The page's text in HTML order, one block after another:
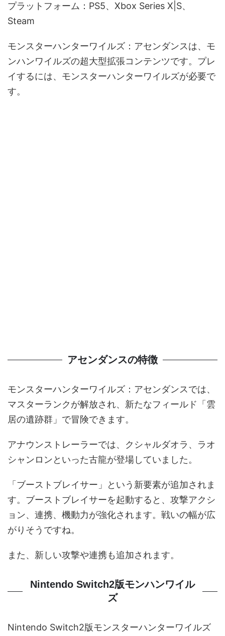
プラットフォーム：PS5、Xbox Series X|S、
Steam
モンスターハンターワイルズ：アセンダンスは、モ
ンハンワイルズの超大型拡張コンテンツです。プレ
イするには、モンスターハンターワイルズが必要で
す。
アセンダンスの特徴
モンスターハンターワイルズ：アセンダンスでは、
マスターランクが解放され、新たなフィールド「雲
居の遺跡群」で冒険できます。
アナウンストレーラーでは、クシャルダオラ、ラオ
シャンロンといった古龍が登場していました。
「ブーストブレイサー」という新要素が追加されま
す。ブーストブレイサーを起動すると、攻撃アクシ
ョン、連携、機動力が強化されます。戦いの幅が広
がりそうですね。
また、新しい攻撃や連携も追加されます。
Nintendo Switch2版モンハンワイル
ズ
Nintendo Switch2版モンスターハンターワイルズ